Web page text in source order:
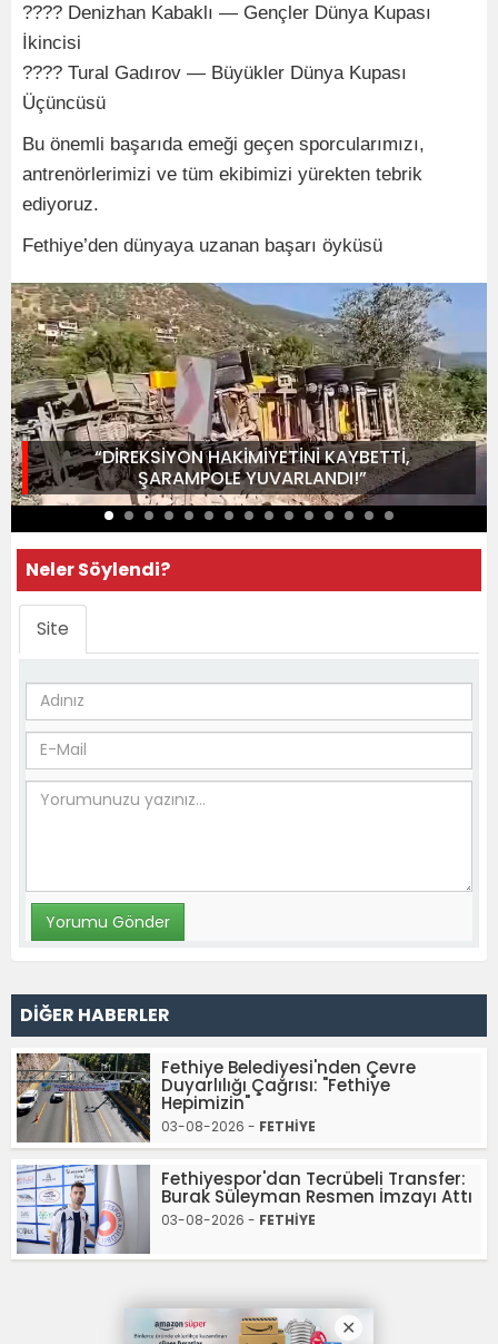
???? Denizhan Kabaklı — Gençler Dünya Kupası
İkincisi
???? Tural Gadırov — Büyükler Dünya Kupası
Üçüncüsü
Bu önemli başarıda emeği geçen sporcularımızı,
antrenörlerimizi ve tüm ekibimizi yürekten tebrik
ediyoruz.
Fethiye’den dünyaya uzanan başarı öyküsü
“DİREKSİYON HAKİMİYETİNİ KAYBETTİ,
ŞARAMPOLE YUVARLANDI!”
Neler Söylendi?
Site
DİĞER HABERLER
Fethiye Belediyesi'nden Çevre
Duyarlılığı Çağrısı: "Fethiye
Hepimizin"
03-08-2026 - FETHİYE
Fethiyespor'dan Tecrübeli Transfer:
Burak Süleyman Resmen İmzayı Attı
03-08-2026 - FETHİYE